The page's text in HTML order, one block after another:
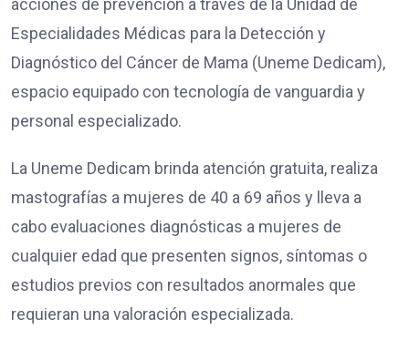
acciones de prevención a través de la Unidad de
Especialidades Médicas para la Detección y
Diagnóstico del Cáncer de Mama (Uneme Dedicam),
espacio equipado con tecnología de vanguardia y
personal especializado.
La Uneme Dedicam brinda atención gratuita, realiza
mastografías a mujeres de 40 a 69 años y lleva a
cabo evaluaciones diagnósticas a mujeres de
cualquier edad que presenten signos, síntomas o
estudios previos con resultados anormales que
requieran una valoración especializada.